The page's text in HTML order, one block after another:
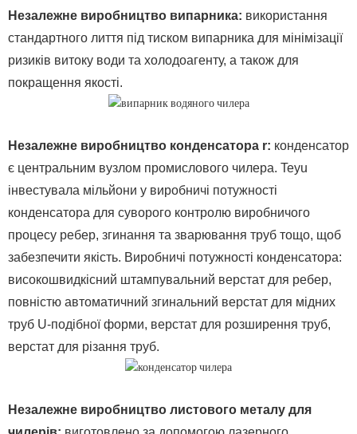
Незалежне виробництво випарника: використання
стандартного лиття під тиском випарника для мінімізації
ризиків витоку води та холодоагенту, а також для
покращення якості.
Незалежне виробництво конденсатора r: конденсатор
є центральним вузлом промислового чилера. Teyu
інвестувала мільйони у виробничі потужності
конденсатора для суворого контролю виробничого
процесу ребер, згинання та зварювання труб тощо, щоб
забезпечити якість. Виробничі потужності конденсатора:
високошвидкісний штампувальний верстат для ребер,
повністю автоматичний згинальний верстат для мідних
труб U-подібної форми, верстат для розширення труб,
верстат для різання труб.
Незалежне виробництво листового металу для